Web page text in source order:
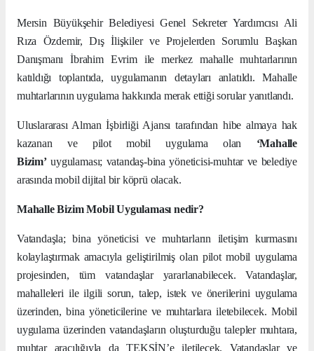
Mersin Büyükşehir Belediyesi Genel Sekreter Yardımcısı Ali
Rıza Özdemir, Dış İlişkiler ve Projelerden Sorumlu Başkan
Danışmanı İbrahim Evrim ile merkez mahalle muhtarlarının
katıldığı toplantıda, uygulamanın detayları anlatıldı. Mahalle
muhtarlarının uygulama hakkında merak ettiği sorular yanıtlandı.
Uluslararası Alman İşbirliği Ajansı tarafından hibe almaya hak
kazanan ve pilot mobil uygulama olan ‘Mahalle
Bizim’uygulaması; vatandaş-bina yöneticisi-muhtar ve belediye
arasında mobil dijital bir köprü olacak.
Mahalle Bizim Mobil Uygulaması nedir?
Vatandaşla; bina yöneticisi ve muhtarların iletişim kurmasını
kolaylaştırmak amacıyla geliştirilmiş olan pilot mobil uygulama
projesinden, tüm vatandaşlar yararlanabilecek. Vatandaşlar,
mahalleleri ile ilgili sorun, talep, istek ve önerilerini uygulama
üzerinden, bina yöneticilerine ve muhtarlara iletebilecek. Mobil
uygulama üzerinden vatandaşların oluşturduğu talepler muhtara,
muhtar aracılığıyla da TEKSİN’e iletilecek. Vatandaşlar ve